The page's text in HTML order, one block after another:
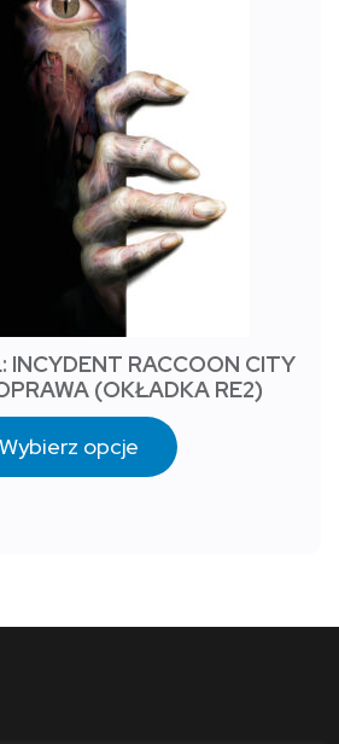
INCYDENT RACCOON CITY
(OKŁADKA RE2)
Wybierz opcje